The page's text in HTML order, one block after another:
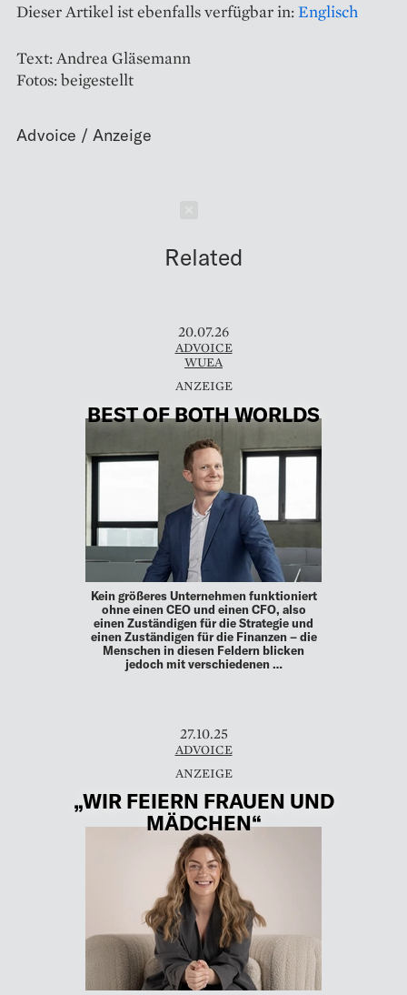
Dieser Artikel ist ebenfalls verfügbar in:Englisch
Text: Andrea Gläsemann
Fotos: beigestellt
Related
20.07.26
ADVOICE
WUEA
BEST OF BOTH WORLDS
Kein größeres Unternehmen funktioniert
ohne einen CEO und einen CFO, also
einen Zuständigen für die Strategie und
einen Zuständigen für die Finanzen – die
Menschen in diesen Feldern blicken
jedoch mit verschiedenen …
27.10.25
ADVOICE
„WIR FEIERN FRAUEN UND
MÄDCHEN“